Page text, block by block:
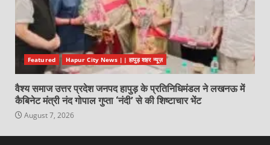
Featured Hapur City News || हापुड़ शहर न्यूज़
वैश्य समाज उत्तर प्रदेश जनपद हापुड़ के प्रतिनिधिमंडल ने लखनऊ में
कैबिनेट मंत्री नंद गोपाल गुप्ता ‘नंदी’ से की शिष्टाचार भेंट
August 7, 2026